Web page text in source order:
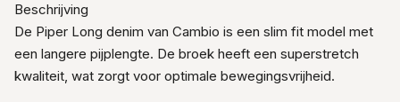
Beschrijving
De Piper Long denim van Cambio is een slim fit model met
een langere pijplengte. De broek heeft een superstretch
kwaliteit, wat zorgt voor optimale bewegingsvrijheid.